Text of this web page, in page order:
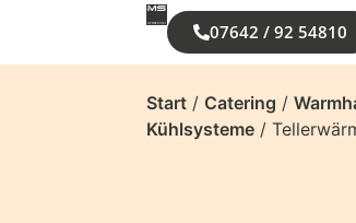
07642 / 92 54810
Start / Catering /
Kühlsysteme /